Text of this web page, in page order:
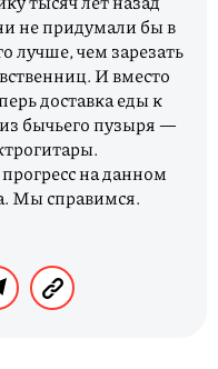
не придумали бы в
лучше, чем зарезать
И вместо
доставка еды к
бычьего пузыря —
на данном
Мы справимся.